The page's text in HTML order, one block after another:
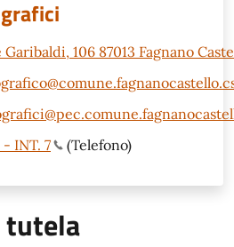
106 87013 Fagnano
- INT. 7
(Telefono)